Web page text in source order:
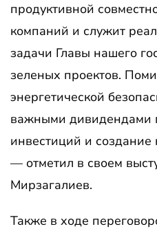
продуктивной
компаний и служит
задачи Главы нашего
зеленых проектов.
энергетической
важными дивидендами
инвестиций и создание
— отметил в своем
Мирзагалиев.
Также в ходе